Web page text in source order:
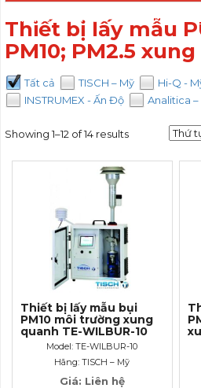
mẫu PUF, bụi TSP; PM10; PM2.5
Thiết bị lấy mẫu
PM10; PM2.5
Tất cả TISCH – Mỹ Hi-Q -
INSTRUMEX - Ấn Độ
Analitica –
Showing 1–12 of 14 results
Thiết bị lấy mẫu bụi
PM10 môi trường xung
quanh TE-WILBUR-10
hãng TISCH – Mỹ
Model: TE-WILBUR-10
Hãng: TISCH – Mỹ
Giá: Liên hệ